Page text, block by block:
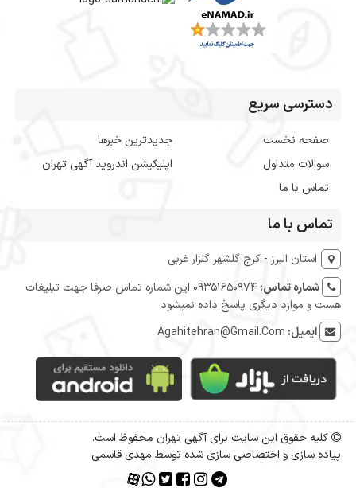
دسترسی سریع
صفحه نخست
سوالات متداول
تماس با ما
جدیدترین خبرها
اپلیکیشن اندروید آگهی تهران
تماس با ما
استان البرز - کرج گلشهر گلزار غربی
شماره تماس:
09351650974 این شماره تماس صرفا جهت تبلیغات
هست و موارد دیگری پاسخ داده نمیشود
ایمیل: Agahitehran@Gmail.Com
کلیه حقوق این سایت برای آگهی تهران محفوظ است.
پیاده سازی و اختصاصی سازی شده توسط مهدی قاسمی